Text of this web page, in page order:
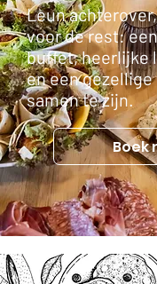
Leun
voor de rest:
buffet, heerlijke
en een
samen te zijn.
Boek